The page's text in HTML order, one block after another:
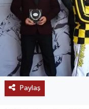
Paylaş
KEŞFET
POPÜLER
DÜNYA
TREND